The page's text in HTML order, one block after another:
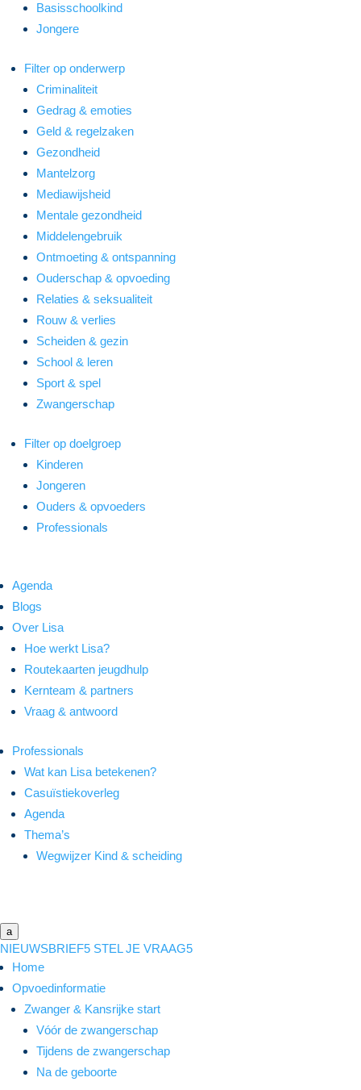
Basisschoolkind
Jongere
Filter op onderwerp
Criminaliteit
Gedrag & emoties
Geld & regelzaken
Gezondheid
Mantelzorg
Mediawijsheid
Mentale gezondheid
Middelengebruik
Ontmoeting & ontspanning
Ouderschap & opvoeding
Relaties & seksualiteit
Rouw & verlies
Scheiden & gezin
School & leren
Sport & spel
Zwangerschap
Filter op doelgroep
Kinderen
Jongeren
Ouders & opvoeders
Professionals
Agenda
Blogs
Over Lisa
Hoe werkt Lisa?
Routekaarten jeugdhulp
Kernteam & partners
Vraag & antwoord
Professionals
Wat kan Lisa betekenen?
Casuïstiekoverleg
Agenda
Thema’s
Wegwijzer Kind & scheiding
a
NIEUWSBRIEF5 STEL JE VRAAG5
Home
Opvoedinformatie
Zwanger & Kansrijke start
Vóór de zwangerschap
Tijdens de zwangerschap
Na de geboorte